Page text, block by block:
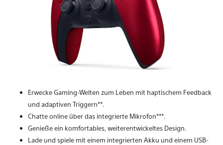
Erwecke Gaming-Welten zum Leben mit haptischem Feedback
und adaptiven Triggern**.
Chatte online über das integrierte Mikrofon***.
Genieße ein komfortables, weiterentwickeltes Design.
Lade und spiele mit einem integrierten Akku und einem USB-